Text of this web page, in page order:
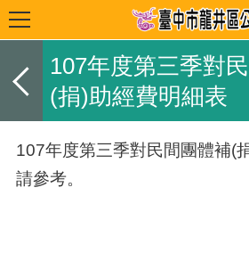
107年度第三季對
(捐)助經費明細表
107年度第三季對民間團體補(
請參考。